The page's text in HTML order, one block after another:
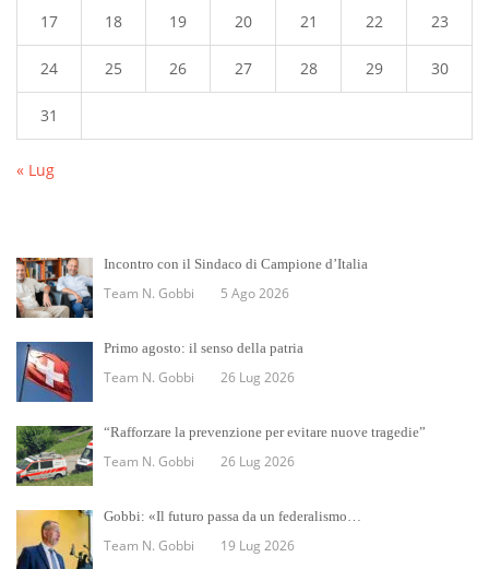
17 18 19 20 21 22 23
24 25 26 27 28 29 30
31
« Lug
Incontro con il Sindaco di Campione d’Italia
Team N. Gobbi 5 Ago 2026
Primo agosto: il senso della patria
Team N. Gobbi 26 Lug 2026
“Rafforzare la prevenzione per evitare nuove tragedie”
Team N. Gobbi 26 Lug 2026
Gobbi: «Il futuro passa da un federalismo…
Team N. Gobbi 19 Lug 2026